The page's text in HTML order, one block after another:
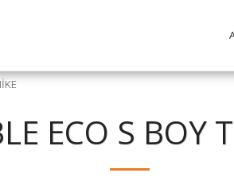
ECO S BOY